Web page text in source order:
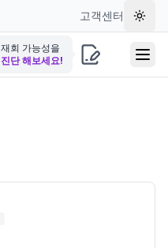
고객센터 테마
재회 가능성을
진단 해보세요!